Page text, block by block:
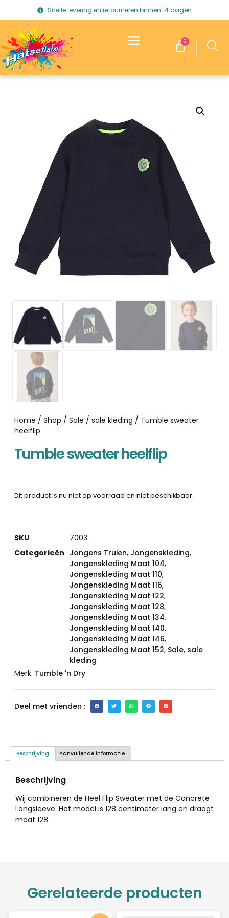
Snelle levering en retourneren binnen 14 dagen
0
Home / Shop / Sale / sale kleding / Tumble sweater
heelflip
Tumble sweater heelflip
Dit product is nu niet op voorraad en niet beschikbaar.
SKU
7003
Categorieën Jongens Truien, Jongenskleding,
Jongenskleding Maat 104,
Jongenskleding Maat 110,
Jongenskleding Maat 116,
Jongenskleding Maat 122,
Jongenskleding Maat 128,
Jongenskleding Maat 134,
Jongenskleding Maat 140,
Jongenskleding Maat 146,
Jongenskleding Maat 152, Sale, sale
kleding
Merk: Tumble 'n Dry
Deel met vrienden :
Beschrijving Aanvullende informatie
Beschrijving
Wij combineren de Heel Flip Sweater met de Concrete
Longsleeve. Het model is 128 centimeter lang en draagt
maat 128.
Gerelateerde producten